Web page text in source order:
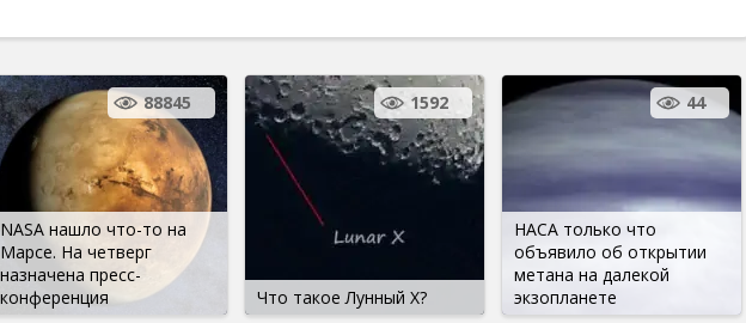
NASA нашло что-то на
Марсе. На четверг
назначена пресс-
конференция
88845
Что такое Лунный X?
1592
НАСА только что
объявило об открытии
метана на далекой
экзопланете
44